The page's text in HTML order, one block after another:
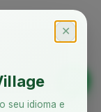
✕
seu idioma e